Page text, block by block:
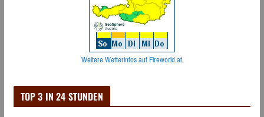
Weitere Wetterinfos auf Fireworld.at
TOP 3 IN 24 STUNDEN